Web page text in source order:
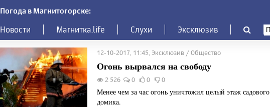
Погода в Магнитогорске:
Новости Магнитка.life Слухи Эксклюзив
12-10-2017, 11:45, Эксклюзив / Общество
Огонь вырвался на свободу
2 526 0 0 0
Менее чем за час огонь уничтожил целый этаж садового
домика.